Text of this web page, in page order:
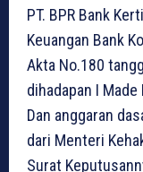
PT. BPR Bank
Keuangan Bank
Akta No.180
dihadapan I
Dan anggaran
dari Menteri
Surat